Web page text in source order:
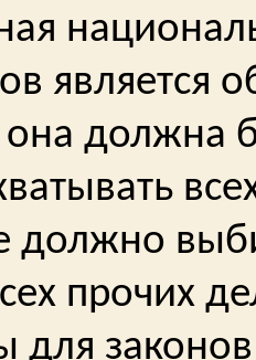
является
должна
должно
прочих
для